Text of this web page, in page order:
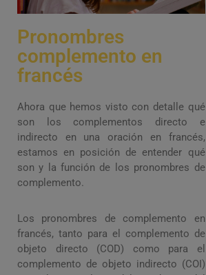
Pronombres
complemento en
francés
Ahora que hemos visto con detalle qué
son los complementos directo e
indirecto en una oración en francés,
estamos en posición de entender qué
son y la función de los pronombres de
complemento.
Los pronombres de complemento en
francés, tanto para el complemento de
objeto directo (COD) como para el
complemento de objeto indirecto (COI)